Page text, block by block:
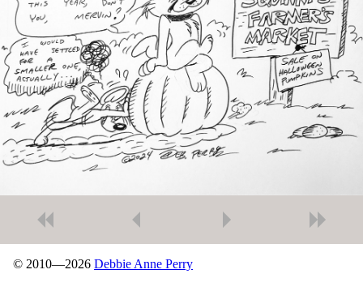
© 2010—2026 Debbie Anne Perry